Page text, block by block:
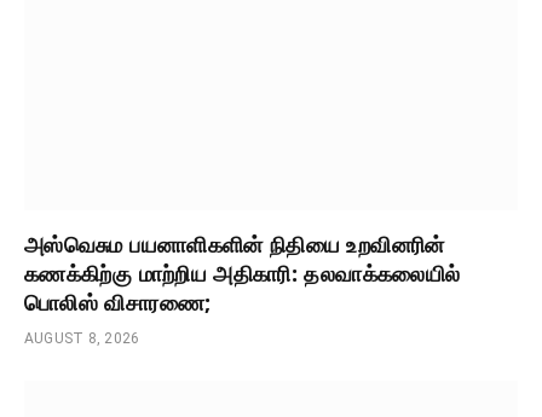
அஸ்வெசும பயனாளிகளின் நிதியை உறவினரின்
கணக்கிற்கு மாற்றிய அதிகாரி: தலவாக்கலையில்
பொலிஸ் விசாரணை;
AUGUST 8, 2026